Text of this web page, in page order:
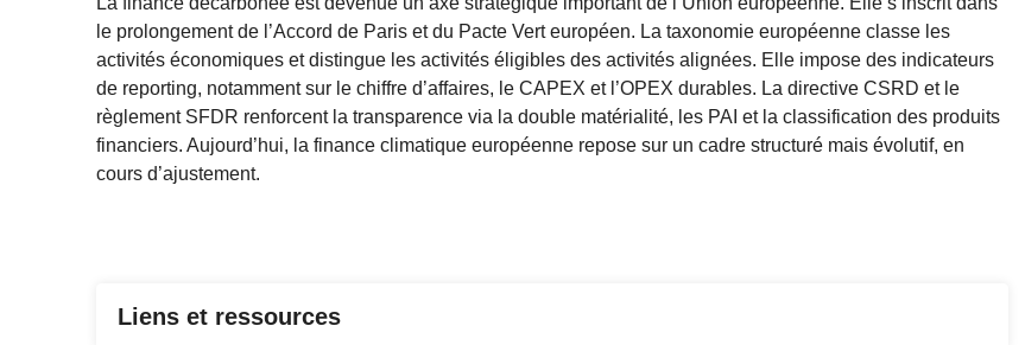
le prolongement de l’Accord de Paris et du Pacte Vert européen. La taxonomie européenne classe les
activités économiques et distingue les activités éligibles des activités alignées. Elle impose des indicateurs
de reporting, notamment sur le chiffre d’affaires, le CAPEX et l’OPEX durables. La directive CSRD et le
règlement SFDR renforcent la transparence via la double matérialité, les PAI et la classification des produits
financiers. Aujourd’hui, la finance climatique européenne repose sur un cadre structuré mais évolutif, en
cours d’ajustement.
Liens et ressources